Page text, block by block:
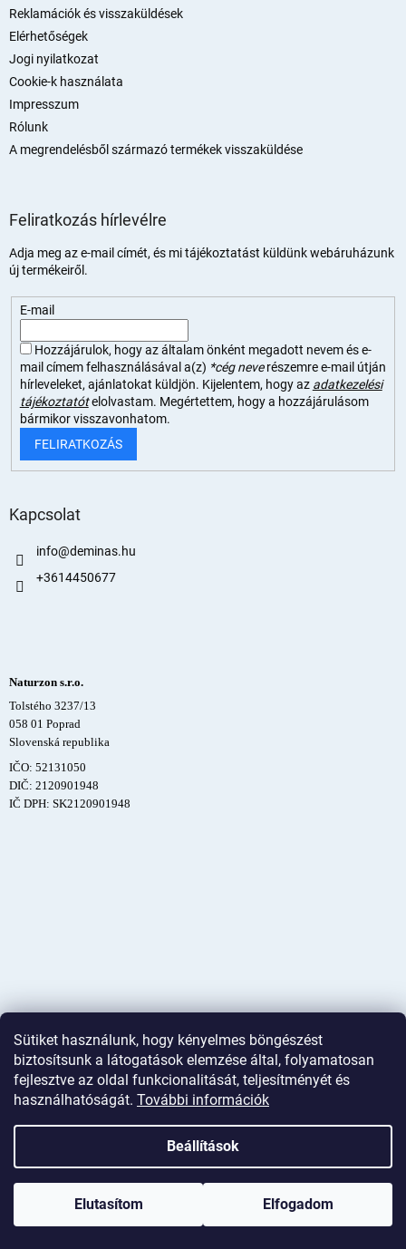
Sütiket használunk, hogy kényelmes böngészést
biztosítsunk a látogatások elemzése által, folyamatosan
fejlesztve az oldal funkcionalitását, teljesítményét és
használhatóságát. További információk
Beállítások
Elutasítom Elfogadom
Reklamációk és visszaküldések
Elérhetőségek
Jogi nyilatkozat
Cookie-k használata
Impresszum
Rólunk
A megrendelésből származó termékek visszaküldése
Feliratkozás hírlevélre
Adja meg az e-mail címét, és mi tájékoztatást küldünk webáruházunk
új termékeiről.
E-mail
Hozzájárulok, hogy az általam önként megadott nevem és e-
mail címem felhasználásával a(z) *cég neverészemre e-mail útján
hírleveleket, ajánlatokat küldjön. Kijelentem, hogy az adatkezelési
tájékoztatót elolvastam. Megértettem, hogy a hozzájárulásom
bármikor visszavonhatom.
FELIRATKOZÁS
Kapcsolat
info@deminas.hu
+3614450677
Naturzon s.r.o.
Tolstého 3237/13
058 01 Poprad
Slovenská republika
IČO: 52131050
DIČ: 2120901948
IČ DPH: SK2120901948
Shoptet készítette